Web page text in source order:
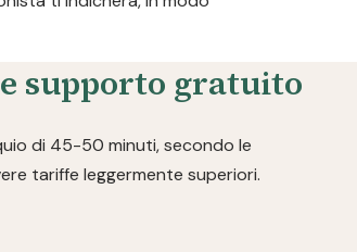
supporto gratuito
di 45-50 minuti, secondo le
tariffe leggermente superiori.